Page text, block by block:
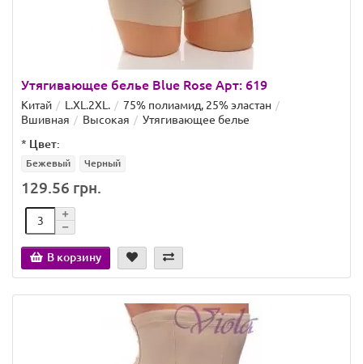
Утягивающее белье Blue Rose Арт: 619
Китай L.XL.2XL.
75% полиамид, 25% эластан
Вшивная
Высокая
Утягивающее белье
* Цвет:
Бежевый Черный
129.56 грн.
В корзину